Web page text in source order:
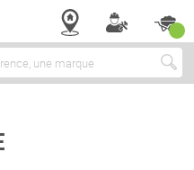
Chercher